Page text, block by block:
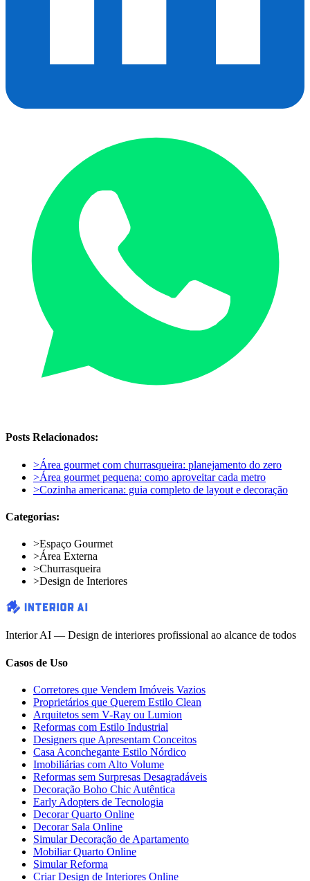
Posts Relacionados:
>Área gourmet com churrasqueira: planejamento do zero
>Área gourmet pequena: como aproveitar cada metro
>Cozinha americana: guia completo de layout e decoração
Categorias:
>Espaço Gourmet
>Área Externa
>Churrasqueira
>Design de Interiores
Interior AI — Design de interiores profissional ao alcance de todos
Casos de Uso
Corretores que Vendem Imóveis Vazios
Proprietários que Querem Estilo Clean
Arquitetos sem V-Ray ou Lumion
Reformas com Estilo Industrial
Designers que Apresentam Conceitos
Casa Aconchegante Estilo Nórdico
Imobiliárias com Alto Volume
Reformas sem Surpresas Desagradáveis
Decoração Boho Chic Autêntica
Early Adopters de Tecnologia
Decorar Quarto Online
Decorar Sala Online
Simular Decoração de Apartamento
Mobiliar Quarto Online
Simular Reforma
Criar Design de Interiores Online